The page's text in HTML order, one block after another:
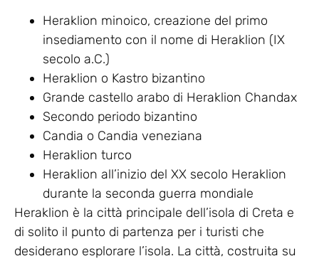
Heraklion minoico, creazione del primo
insediamento con il nome di Heraklion (IX
secolo a.C.)
Heraklion o Kastro bizantino
Grande castello arabo di Heraklion Chandax
Secondo periodo bizantino
Candia o Candia veneziana
Heraklion turco
Heraklion all’inizio del XX secolo Heraklion
durante la seconda guerra mondiale
Heraklion è la città principale dell’isola di Creta e
di solito il punto di partenza per i turisti che
desiderano esplorare l’isola. La città, costruita su